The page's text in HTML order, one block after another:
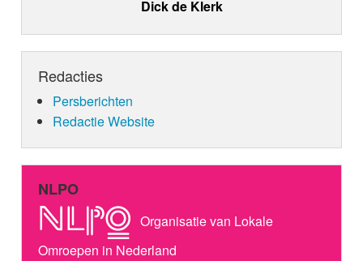
Dick de Klerk
Redacties
Persberichten
Redactie Website
NLPO
Organisatie van Lokale
Omroepen in Nederland